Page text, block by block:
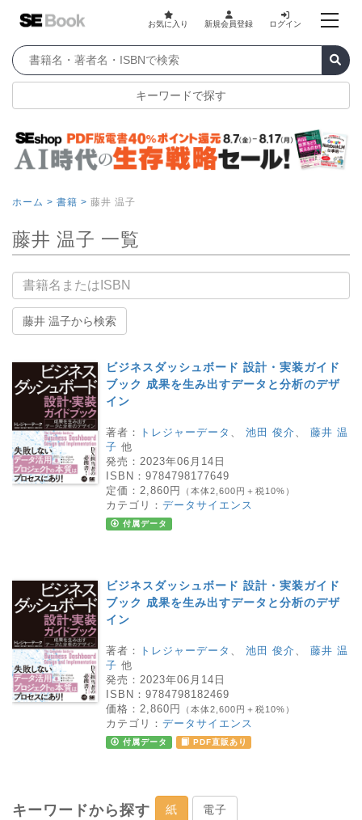
お気に入り 新規会員登録 ログイン
キーワードで探す
ホーム > 書籍 > 藤井 温子
藤井 温子 一覧
書籍名
藤井 温子から検索
ビジネスダッシュボード 設計・実装ガイド
ブック 成果を生み出すデータと分析のデザ
イン
著者： トレジャーデータ 池田 俊介
藤井 温
子 他
発売： 2023年06月14日
ISBN： 9784798177649
定価： 2,860円 （本体2,600円＋税10%）
カテゴリ： データサイエンス
付属データ
ビジネスダッシュボード 設計・実装ガイド
ブック 成果を生み出すデータと分析のデザ
イン
著者： トレジャーデータ 池田 俊介
藤井 温
子 他
発売： 2023年06月14日
ISBN： 9784798182469
価格： 2,860円 （本体2,600円＋税10%）
カテゴリ： データサイエンス
付属データ PDF直販あり
キーワードから探す 紙 電子